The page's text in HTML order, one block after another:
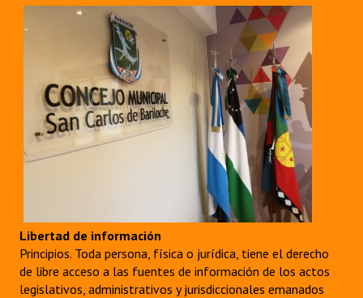
Libertad de información
Principios. Toda persona, física o jurídica, tiene el derecho
de libre acceso a las fuentes de información de los actos
legislativos, administrativos y jurisdiccionales emanados